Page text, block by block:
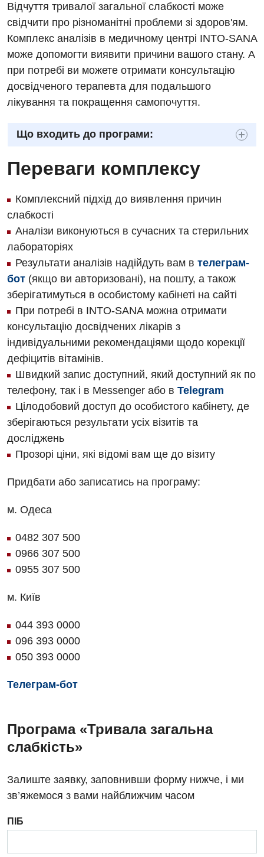
Заходи БПР
Інтернатура
Енциклопедія
Відео
Діагностика
Ангіографічні дослідження
Діагностичне відділення
Ендоскопічне відділення
Комп’ютерна томографія
Магнітно-резонансна томографія
Нейросонографія
Рентгенографія
УЗД
Для дорослих
Акушерство і гінекологія
Алергологія, імунологія
Андрологія
Безоплатні послуги
Вакцинація
Відділення невідкладних станів
Гастроентерологія
Дієтологія
Ендокринологія
Кардіохірургія
Мамологія
Медична психологія
Неврологія
Нейрохірургія
Відділ госпіталізації
Відділення невідкладних станів
Відділення інтенсивної терапії
Денний стаціонар
Діагностичне відділення
Ендоскопічне відділення
Онкологічне відділлення
Офтальмологічне відділення
Педіатричне відділення
Терапевтичне відділення
Травматологічне відділення
Урологічне відділення
Хірургічне відділення
Швидка медична допомога
Декларування
Національний скринінг здоров’я 40+
Українська
Російська
Відчуття тривалої загальної слабкості може
свідчити про різноманітні проблеми зі здоров'ям.
Комплекс аналізів в медичному центрі INTO-SANA
може допомогти виявити причини вашого стану. А
при потребі ви можете отримати консультацію
досвідченого терапевта для подальшого
лікування та покращення самопочуття.
Що входить до програми:
Переваги комплексу
Комплексний підхід до виявлення причин
слабкості
Аналізи виконуються в сучасних та стерильних
лабораторіях
Результати аналізів надійдуть вам в телеграм-
бот (якщо ви авторизовані), на пошту, а також
зберігатимуться в особистому кабінеті на сайті
При потребі в INTO-SANA можна отримати
консультацію досвідчених лікарів з
індивідуальними рекомендаціями щодо корекції
дефіцитів вітамінів.
Швидкий запис доступний, який доступний як по
телефону, так і в Messenger або в Telegram
Цілодобовий доступ до особистого кабінету, де
зберігаються результати усіх візитів та
досліджень
Прозорі ціни, які відомі вам ще до візиту
Придбати або записатись на програму:
м. Одеса
0482 307 500
0966 307 500
0955 307 500
м. Київ
044 393 0000
096 393 0000
050 393 0000
Телеграм-бот
Програма «Тривала загальна
слабкість»
Залиште заявку, заповнивши форму нижче, і ми
зв’яжемося з вами найближчим часом
ПІБ